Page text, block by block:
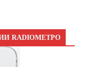
RADIOМЕТРО